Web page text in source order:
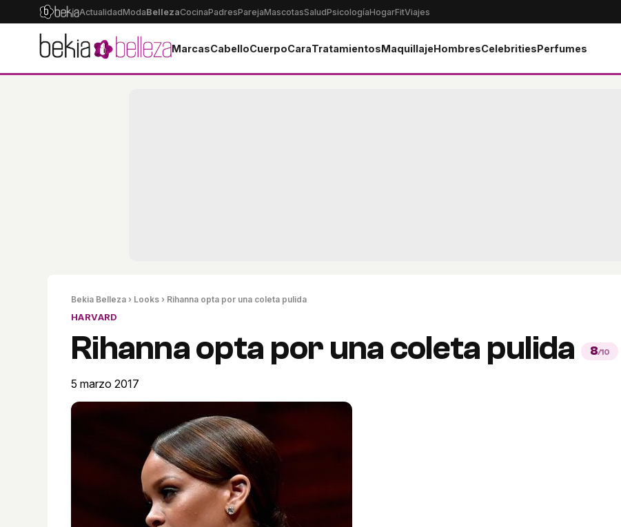
ActualidadModaBellezaCocinaPadresParejaMascotasSaludPsicologíaHogarFitViajes
MarcasCabelloCuerpoCaraTratamientosMaquillajeHombresCelebritiesPerfumes
Bekia Belleza › Looks › Rihanna opta por una coleta pulida
HARVARD
Rihanna opta por una coleta pulida 8/10
5 marzo 2017